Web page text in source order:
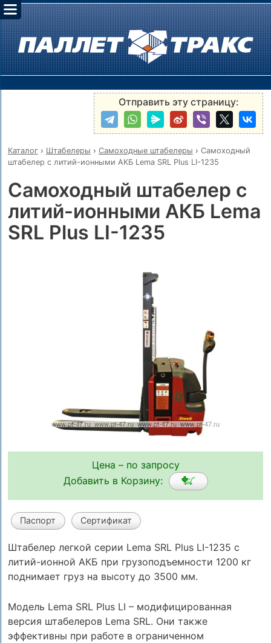
Отправить эту страницу:
Каталог› Штабелеры › Самоходные штабелеры › Самоходный
штабелер с литий-ионными АКБ Lema SRL Plus LI-1235
Самоходный штабелер с
литий-ионными АКБ Lema
SRL Plus LI-1235
Цена – по запросу
Добавить в Корзину:
Паспорт Сертификат
Штабелер легкой серии Lema SRL Plus LI-1235 с
литий-ионной АКБ при грузоподъемности 1200 кг
поднимает груз на высоту до 3500 мм.
Модель Lema SRL Plus LI – модифицированная
версия штабелеров Lema SRL. Они также
эффективны при работе в ограниченном